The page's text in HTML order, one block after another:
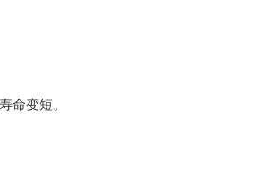
命变短。